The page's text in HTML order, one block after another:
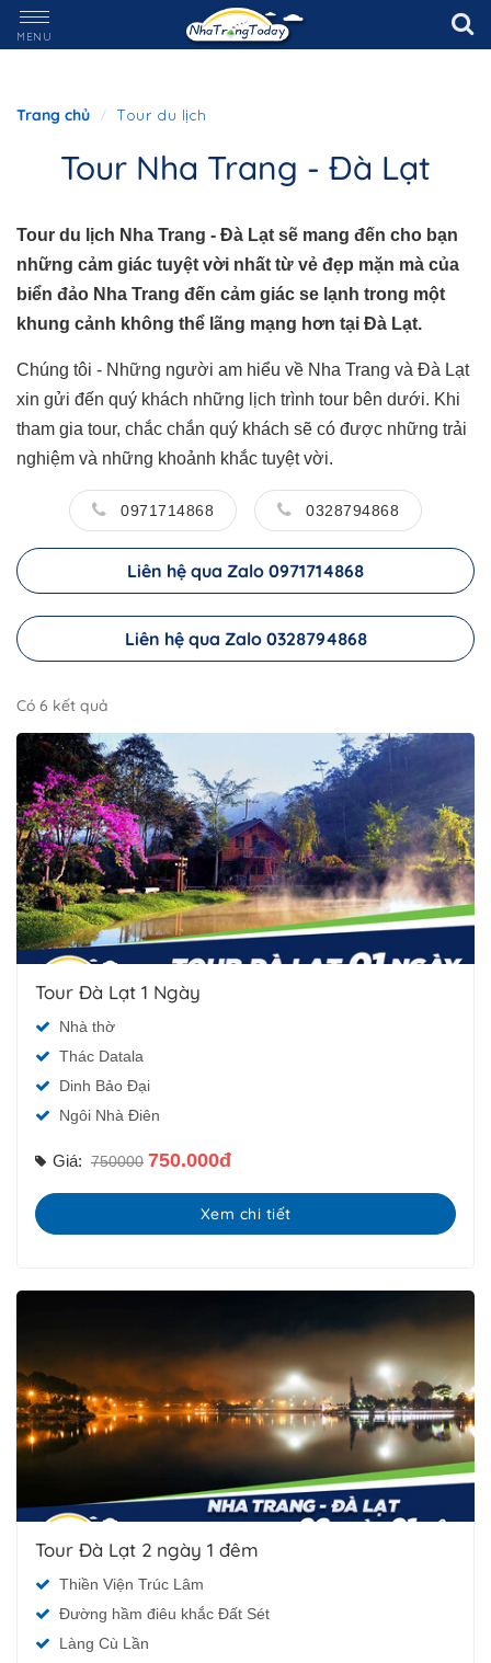
MENU
Trang chủ Tour du lịch
Tour Nha Trang - Đà Lạt
Tour du lịch Nha Trang - Đà Lạt sẽ mang đến cho bạn
những cảm giác tuyệt vời nhất từ vẻ đẹp mặn mà của
biển đảo Nha Trang đến cảm giác se lạnh trong một
khung cảnh không thể lãng mạng hơn tại Đà Lạt.
Chúng tôi - Những người am hiểu về Nha Trang và Đà Lạt
xin gửi đến quý khách những lịch trình tour bên dưới. Khi
tham gia tour, chắc chắn quý khách sẽ có được những trải
nghiệm và những khoảnh khắc tuyệt vời.
0971714868 0328794868
Liên hệ qua Zalo 0971714868
Liên hệ qua Zalo 0328794868
Có 6 kết quả
Tour Đà Lạt 1 Ngày
Nhà thờ
Thác Datala
Dinh Bảo Đại
Ngôi Nhà Điên
Giá: 750000 750.000đ
Xem chi tiết
Tour Đà Lạt 2 ngày 1 đêm
Thiền Viện Trúc Lâm
Đường hầm điêu khắc Đất Sét
Làng Cù Lần